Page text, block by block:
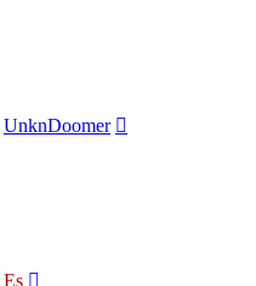
UnknDoomer
Es